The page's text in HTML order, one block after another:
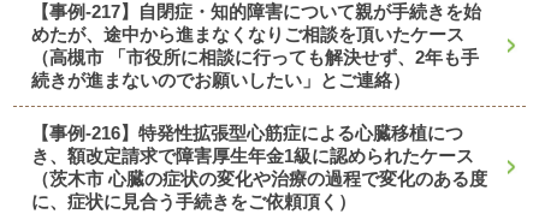
【事例-217】自閉症・知的障害について親が手続きを始
めたが、途中から進まなくなりご相談を頂いたケース
（高槻市 「市役所に相談に行っても解決せず、2年も手
続きが進まないのでお願いしたい」とご連絡）
【事例-216】特発性拡張型心筋症による心臓移植につ
き、額改定請求で障害厚生年金1級に認められたケース
（茨木市 心臓の症状の変化や治療の過程で変化のある度
に、症状に見合う手続きをご依頼頂く）